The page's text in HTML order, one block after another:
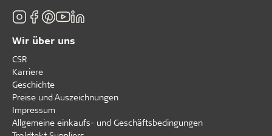
Wir über uns
CSR
Karriere
Geschichte
Preise und Auszeichnungen
Impressum
Allgemeine einkaufs- und Geschäftsbedingungen